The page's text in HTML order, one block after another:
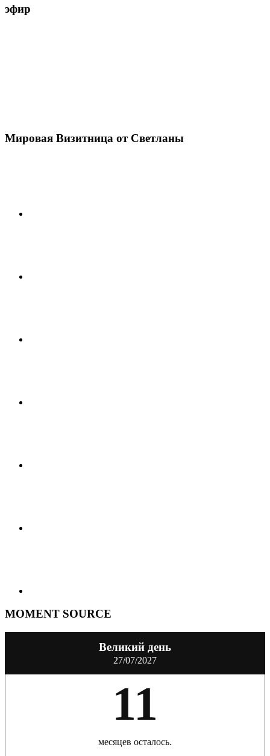
эфир
Мировая Визитница от Светланы
MOMENT SOURCE
Великий день
27/07/2027
11
месяцев осталось.